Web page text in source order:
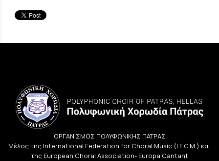
ΟΡΓΑΝΙΣΜΟΣ ΠΟΛΥΦΩΝΙΚΗΣ ΠΑΤΡΑΣ
Μέλος της International Federation for Choral Music (I.F.C.M.) και
της European Choral Association- Europa Cantant